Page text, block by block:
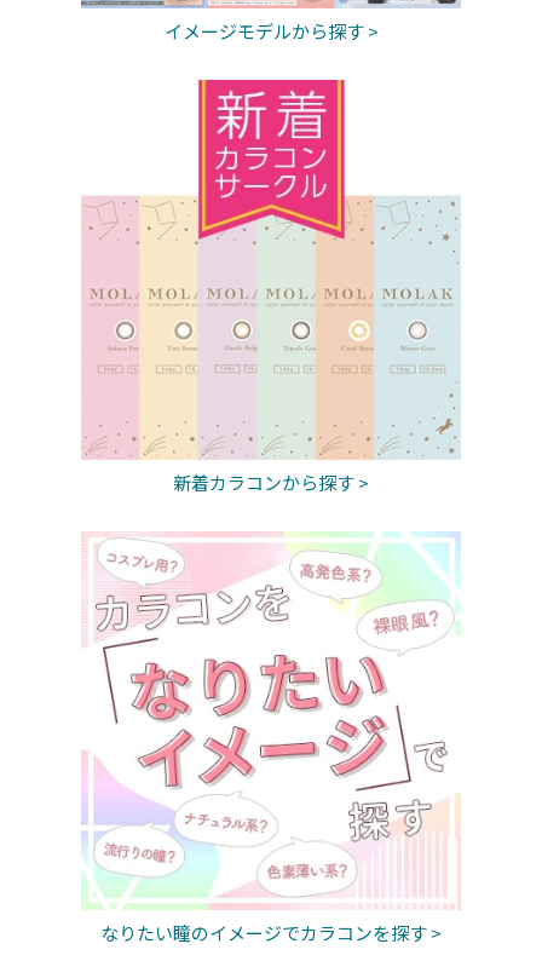
イメージモデルから探す >
新着カラコンから探す >
なりたい瞳のイメージでカラコンを探す >